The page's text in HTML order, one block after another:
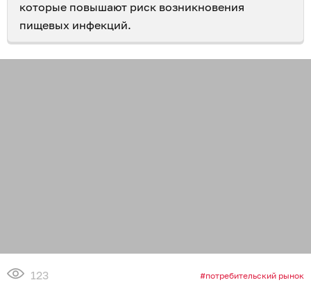
которые повышают риск возникновения
пищевых инфекций.
123 потребительский рынок